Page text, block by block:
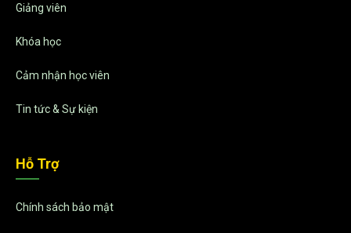
Giảng viên
Khóa học
Cảm nhận học viên
Tin tức & Sự kiện
Hỗ Trợ
Chính sách bảo mật